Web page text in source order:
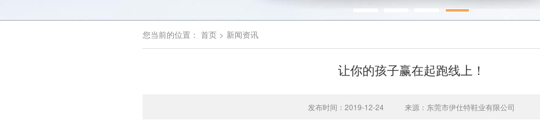
您当前的位置： 首页 > 新闻资讯
让你的孩子赢在起跑线上！
发布时间：2019-12-24 来源：东莞市伊仕特鞋业有限公司